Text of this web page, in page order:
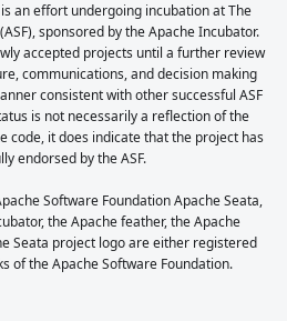
an effort undergoing incubation at The
sponsored by the Apache Incubator.
accepted projects until a further review
communications, and decision making
consistent with other successful ASF
is not necessarily a reflection of the
code, it does indicate that the project has
endorsed by the ASF.
Software Foundation Apache Seata,
the Apache feather, the Apache
Seata project logo are either registered
of the Apache Software Foundation.